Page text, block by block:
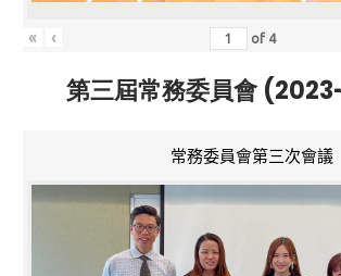
« ‹ of 4
第三屆常務委員會
常務委員會第三次會議